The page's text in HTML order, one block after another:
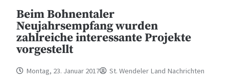
Beim Bohnentaler
Neujahrsempfang wurden
zahlreiche interessante Projekte
vorgestellt
Montag, 23. Januar 2017 St. Wendeler Land Nachrichten